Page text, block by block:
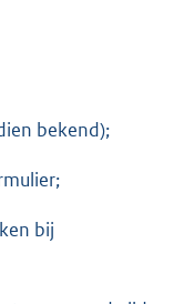
bekend);
bij